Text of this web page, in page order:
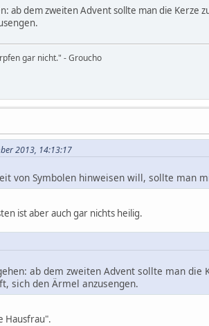
ab dem zweiten Advent sollte man die Kerze
gar nicht." - Groucho
2013, 14:13:17
von Symbolen hinweisen will, sollte man
ist aber auch gar nichts heilig.
ab dem zweiten Advent sollte man die
sich den Ärmel anzusengen.
Hausfrau".